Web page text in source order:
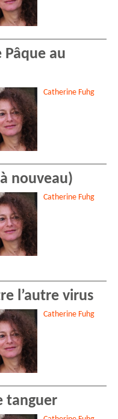
au
Catherine Fuhg
nouveau)
Catherine Fuhg
l’autre virus
Catherine Fuhg
tanguer